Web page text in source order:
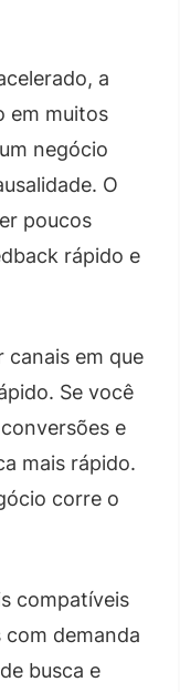
a
em muitos
negócio
O
poucos
rápido e
canais em que
Se você
e
mais rápido.
corre o
compatíveis
demanda
busca e